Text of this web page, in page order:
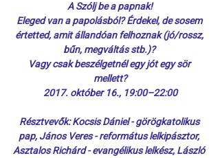
A Szólj be a papnak!
Eleged van a papolásból? Érdekel, de sosem
értetted, amit állandóan felhoznak (jó/rossz,
bűn, megváltás stb.)?
Vagy csak beszélgetnél egy jót egy sör
mellett?
2017. október 16., 19:00–22:00
Résztvevők: Kocsis Dániel - görögkatolikus
pap, János Veres - református lelkipásztor,
Asztalos Richárd - evangélikus lelkész, László